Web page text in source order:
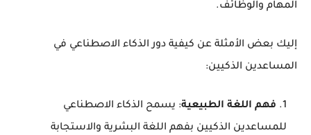
المهام والوظائف.
إليك بعض الأمثلة عن كيفية دور الذكاء الاصطناعي في
المساعدين الذكيين:
فهم اللغة الطبيعية: يسمح الذكاء الاصطناعي
للمساعدين الذكيين بفهم اللغة البشرية والاستجابة